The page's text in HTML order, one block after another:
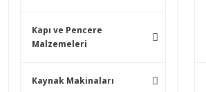
Kapı ve Pencere
Malzemeleri
Kaynak Makinaları